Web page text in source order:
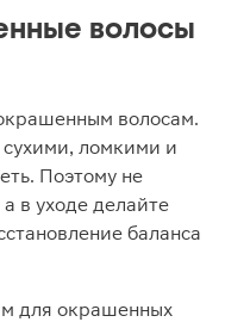
волосы
волосам.
сухими, ломкими и
Поэтому не
в уходе делайте
баланса
для окрашенных